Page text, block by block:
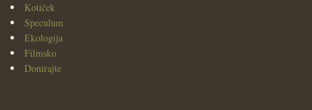
Kotiček
Speculum
Ekologija
Filmsko
Donirajte